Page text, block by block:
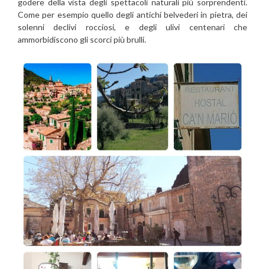
godere della vista degli spettacoli naturali più sorprendenti.
Come per esempio quello degli antichi belvederi in pietra, dei
solenni declivi rocciosi, e degli ulivi centenari che
ammorbidiscono gli scorci più brulli.